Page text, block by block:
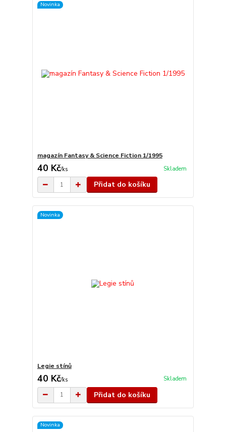
Novinka
magazín Fantasy & Science Fiction 1/1995
40 Kč/ks Skladem
Přidat do košíku
Novinka
Legie stínů
40 Kč/ks Skladem
Přidat do košíku
Novinka